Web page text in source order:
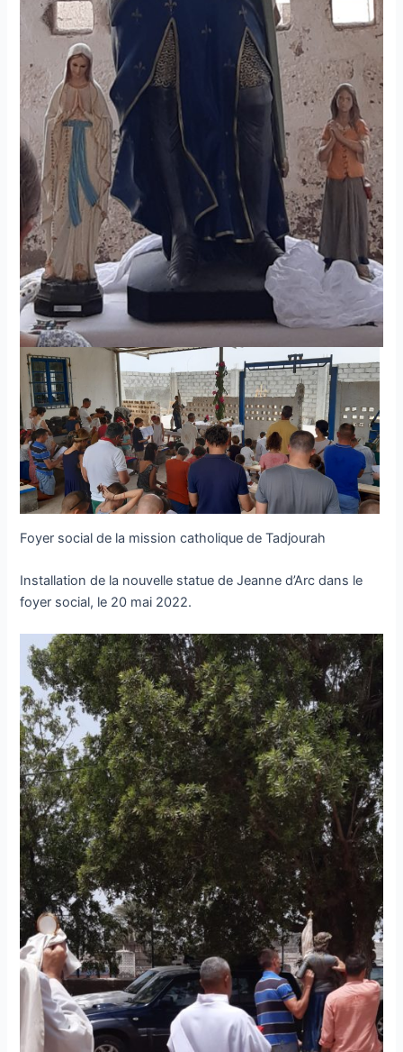
Foyer social de la mission catholique de Tadjourah
Installation de la nouvelle statue de Jeanne d’Arc dans le
foyer social, le 20 mai 2022.